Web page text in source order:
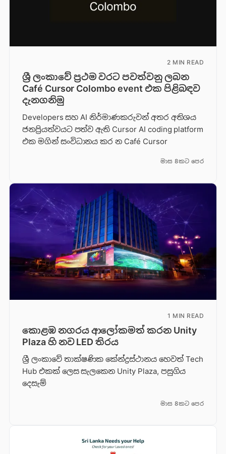
2 MIN READ
ශ්‍රී ලංකාවේ ප්‍රථම වරට පවත්වනු ලබන
Café Cursor Colombo event එක පිළිබඳව
දැනගනිමු
Developers සහ AI නිර්මාණකරුවන් අතර අතිශය
ජනප්‍රියත්වයට පත්ව ඇති Cursor AI coding platform
එක මගින් සංවිධානය කර න Café Cursor
මාස 8කට පෙර
1 MIN READ
කොළඹ නගරය ආලෝකමත් කරන Unity
Plaza හි නව LED තිරය
ශ්‍රී ලංකාවේ තාක්ෂණික කේන්ද්‍රස්ථානය හෙවත් Tech
Hub එකක් ලෙස සැලකෙන Unity Plaza, පසුගිය
දෙසැම්
මාස 8කට පෙර